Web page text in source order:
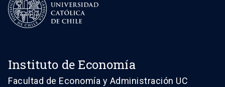
Instituto de Economía
Facultad de Economía y Administración UC